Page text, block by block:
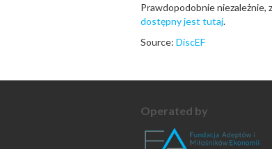
Prawdopodobnie niezależnie,
dostępny jest tutaj.
Source: DiscEF
Operated by